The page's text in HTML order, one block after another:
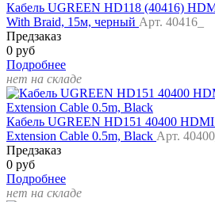
Кабель UGREEN HD118 (40416)
With Braid, 15м, черный Арт. 40416_
Предзаказ
0 руб
Подробнее
нет на складе
Кабель UGREEN HD151 40400
Extension Cable 0.5m, Black Арт. 40400_
Предзаказ
0 руб
Подробнее
нет на складе